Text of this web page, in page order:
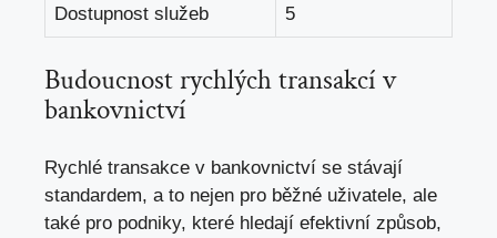
Dostupnost služeb 5
Budoucnost rychlých transakcí v
bankovnictví
Rychlé transakce v bankovnictví se stávají
standardem, a to nejen pro běžné uživatele, ale
také pro podniky, které hledají efektivní způsob,